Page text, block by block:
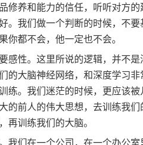
修养和能力的信任，听听对方
。我们做一个判断的时候，不
你都不会，他一定也不会。
感性。这里所说的逻辑，并不
的大脑神经网络，和深度学习
练。我们迷茫的时候，更应该
的前人的伟大思想，去训练我
再训练我们的大脑。
我们在一个公司，在一个办公